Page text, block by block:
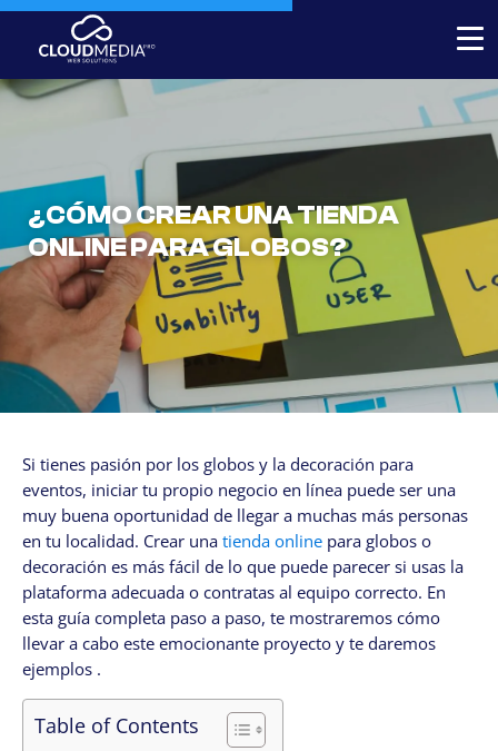
Expert-built Online Store
Expert-built Website
Stores for decorators
Contact
+1 954-769.0084
SERVICICES
Your Website, built by experts
Website maintenance
CLIENTES
My Account / Billing
My store login
Schedule a meet
Contact us through WhatsApp!
WhatsApp en Español!
CLOUD MEDIA PRO
¿CÓMO CREAR UNA TIENDA
ONLINE PARA GLOBOS?
Si tienes pasión por los globos y la decoración para
eventos, iniciar tu propio negocio en línea puede ser una
muy buena oportunidad de llegar a muchas más personas
en tu localidad. Crear una tienda online para globos o
decoración es más fácil de lo que puede parecer si usas la
plataforma adecuada o contratas al equipo correcto. En
esta guía completa paso a paso, te mostraremos cómo
llevar a cabo este emocionante proyecto y te daremos
ejemplos .
Table of Contents